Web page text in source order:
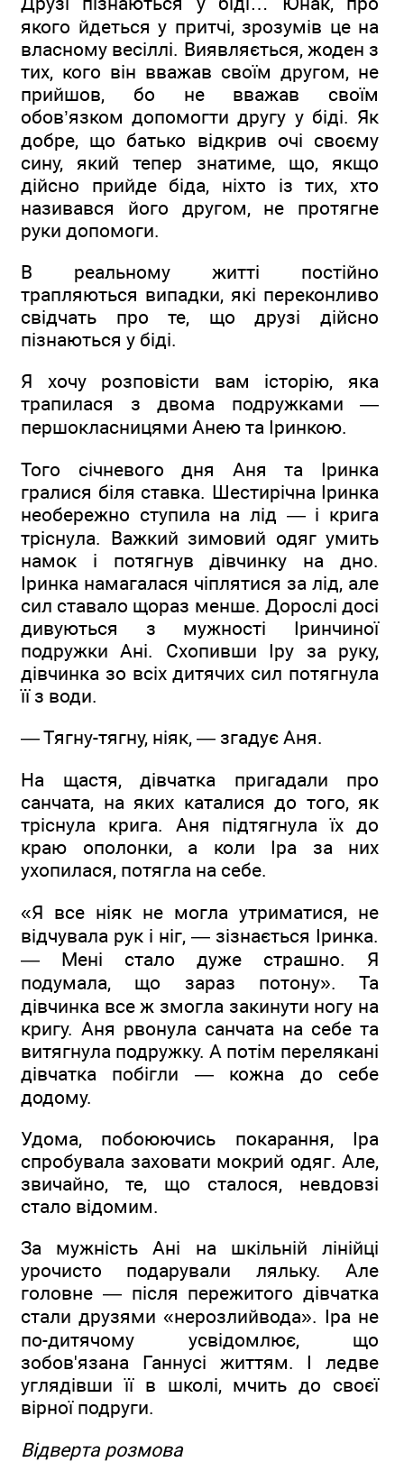
якого йдеться у притчі, зрозумів це на
власному весіллі. Виявляється, жоден з
тих, кого він вважав своїм другом, не
прийшов, бо не вважав своїм
обов’язком допомогти другу у біді. Як
добре, що батько відкрив очі своєму
сину, який тепер знатиме, що, якщо
дійсно прийде біда, ніхто із тих, хто
називався його другом, не протягне
руки допомоги.
В реальному житті постійно
трапляються випадки, які переконливо
свідчать про те, що друзі дійсно
пізнаються у біді.
Я хочу розповісти вам історію, яка
трапилася з двома подружками —
першокласницями Анею та Іринкою.
Того січневого дня Аня та Іринка
гралися біля ставка. Шестирічна Іринка
необережно ступила на лід — і крига
тріснула. Важкий зимовий одяг умить
намок і потягнув дівчинку на дно.
Іринка намагалася чіплятися за лід, але
сил ставало щораз менше. Дорослі досі
дивуються з мужності Іринчиної
подружки Ані. Схопивши Іру за руку,
дівчинка зо всіх дитячих сил потягнула
її з води.
— Тягну-тягну, ніяк, — згадує Аня.
На щастя, дівчатка пригадали про
санчата, на яких каталися до того, як
тріснула крига. Аня підтягнула їх до
краю ополонки, а коли Іра за них
ухопилася, потягла на себе.
«Я все ніяк не могла утриматися, не
відчувала рук і ніг, — зізнається Іринка.
— Мені стало дуже страшно. Я
подумала, що зараз потону». Та
дівчинка все ж змогла закинути ногу на
кригу. Аня рвонула санчата на себе та
витягнула подружку. А потім перелякані
дівчатка побігли — кожна до себе
додому.
Удома, побоюючись покарання, Іра
спробувала заховати мокрий одяг. Але,
звичайно, те, що сталося, невдовзі
стало відомим.
За мужність Ані на шкільній лінійці
урочисто подарували ляльку. Але
головне — після пережитого дівчатка
стали друзями «нерозлийвода». Іра не
по-дитячому усвідомлює, що
зобов'язана Ганнусі життям. І ледве
углядівши її в школі, мчить до своєї
вірної подруги.
Відверта розмова